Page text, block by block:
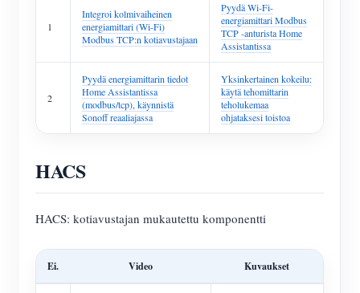
1
Integroi kolmivaiheinen
energiamittari (Wi-Fi)
Modbus TCP:n kotiavustajaan
Pyydä Wi-Fi-
energiamittari Modbus
TCP -anturista Home
Assistantissa
2
Pyydä energiamittarin tiedot
Home Assistantissa
(modbus/tcp), käynnistä
Sonoff reaaliajassa
Yksinkertainen kokeilu:
käytä tehomittarin
teholukemaa
ohjataksesi toistoa
HACS
HACS: kotiavustajan mukautettu komponentti
Ei. Video Kuvaukset